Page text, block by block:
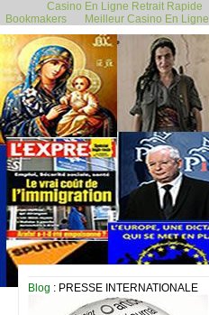
Casino En Ligne Retrait Rapide
Bookmakers
Meilleur Casino En Ligne
Blog : PRESSE INTERNATIONALE